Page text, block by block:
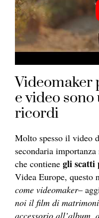
Videomaker
e video
ricordi
Molto spesso il video
secondaria
che contiene gli scatti
Videa Europe, questo
come videomaker–
noi il film di